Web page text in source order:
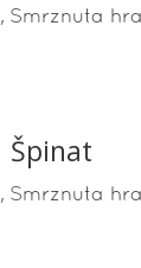
, Smrznuta
READ MORE
Špinat
, Smrznuta